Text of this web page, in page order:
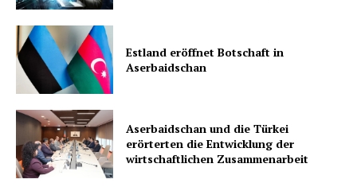
Estland eröffnet Botschaft in
Aserbaidschan
Aserbaidschan und die Türkei
erörterten die Entwicklung der
wirtschaftlichen Zusammenarbeit